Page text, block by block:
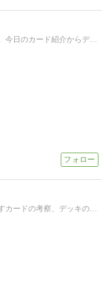
ヴァイスシュバルツの考察ブログです。今日のカード紹介からデッキレシピ、ショップ大会感想まで色々と記事にしていきます。
ヴァイスシュバルツに関するブログですカードの考察、デッキの紹介などを行っています。